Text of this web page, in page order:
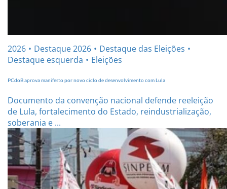
2026 Destaque 2026
Destaque das Eleições
Destaque esquerda
Eleições
PCdoB aprova manifesto por novo ciclo de desenvolvimento com Lula
Documento da convenção nacional defende reeleição
de Lula, fortalecimento do Estado, reindustrialização,
soberania e ...